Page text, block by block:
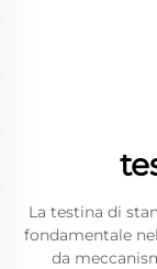
La testina di
fondamentale
da